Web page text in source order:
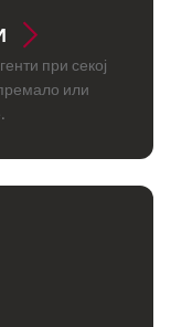
при секој
или